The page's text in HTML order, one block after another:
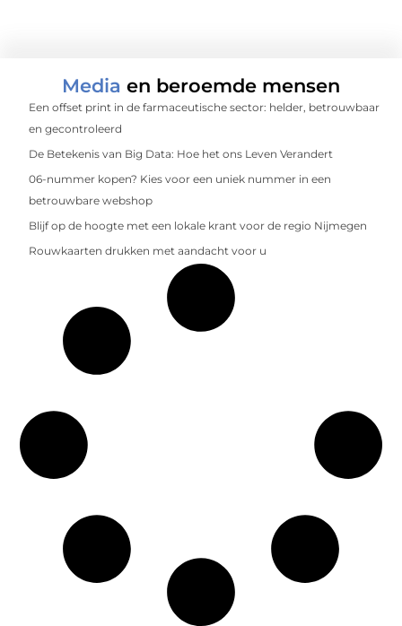
Media en beroemde mensen
Een offset print in de farmaceutische sector: helder, betrouwbaar
en gecontroleerd
De Betekenis van Big Data: Hoe het ons Leven Verandert
06-nummer kopen? Kies voor een uniek nummer in een
betrouwbare webshop
Blijf op de hoogte met een lokale krant voor de regio Nijmegen
Rouwkaarten drukken met aandacht voor u